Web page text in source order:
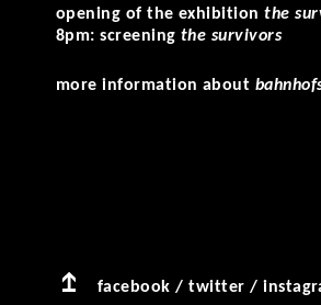
opening of the exhibitionthe
8pm: screening the survivors
more information about
facebook /twitter /